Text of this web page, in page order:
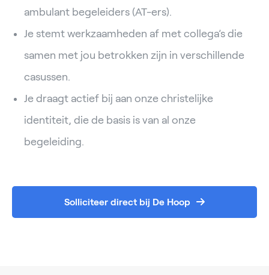
ambulant begeleiders (AT-ers).
Je stemt werkzaamheden af met collega’s die
samen met jou betrokken zijn in verschillende
casussen.
Je draagt actief bij aan onze christelijke
identiteit, die de basis is van al onze
begeleiding.
Solliciteer direct bij De Hoop